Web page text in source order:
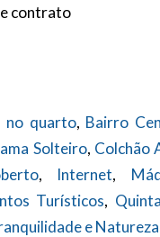
contrato
no quarto, Bairro
Solteiro, Colchão
, Internet,
Turísticos,
e Natureza